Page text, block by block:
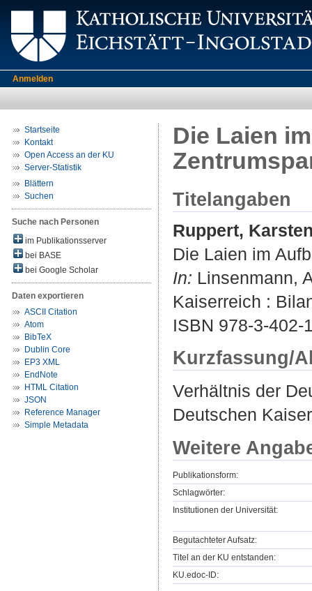
Anmelden
Startseite
Kontakt
Open Access an der KU
Server-Statistik
Blättern
Suchen
Suche nach Personen
im Publikationsserver
bei BASE
bei Google Scholar
Daten exportieren
ASCII Citation
Atom
BibTeX
Dublin Core
EP3 XML
EndNote
HTML Citation
JSON
Reference Manager
Simple Metadata
Die Laien
Titelangaben
Ruppert,
Die Laien im
In: Linsenmann,
Kaiserreich :
ISBN 978-3-402-
Kurzfassung/
Verhältnis der
Deutschen
Weitere
Publikationsform:
Schlagwörter:
Institutionen der Universität:
Begutachteter Aufsatz:
Titel an der KU entstanden:
KU.edoc-ID: